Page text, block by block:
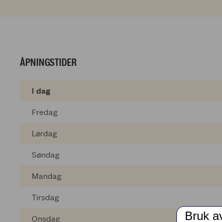
ÅPNINGSTIDER
I dag
Fredag
Lørdag
Søndag
Mandag
Tirsdag
Onsdag Bruk